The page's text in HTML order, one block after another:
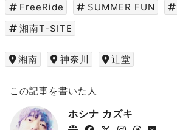
FreeRide SUMMER FUN
湘南T-SITE
湘南 神奈川 辻堂
この記事を書いた人
ホシナ カズキ